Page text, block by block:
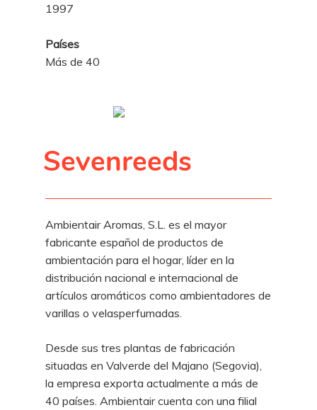
1997
Países
Más de 40
Sevenreeds
Ambientair Aromas, S.L. es el mayor
fabricante español de productos de
ambientación para el hogar, líder en la
distribución nacional e internacional de
artículos aromáticos como ambientadores de
varillas o velasperfumadas.
Desde sus tres plantas de fabricación
situadas en Valverde del Majano (Segovia),
la empresa exporta actualmente a más de
40 países. Ambientair cuenta con una filial